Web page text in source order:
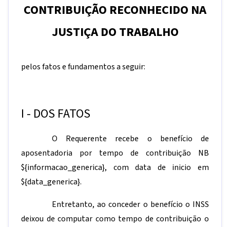
CONTRIBUIÇÃO RECONHECIDO NA
JUSTIÇA DO TRABALHO
pelos fatos e fundamentos a seguir:
I - DOS FATOS
O Requerente recebe o benefício de
aposentadoria por tempo de contribuição NB
${informacao_generica}, com data de inicio em
${data_generica}.
Entretanto, ao conceder o benefício o INSS
deixou de computar como tempo de contribuição o